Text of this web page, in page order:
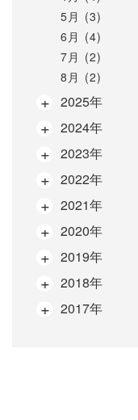
5月 (3)
6月 (4)
7月 (2)
8月 (2)
2025年
2024年
2023年
2022年
2021年
2020年
2019年
2018年
2017年